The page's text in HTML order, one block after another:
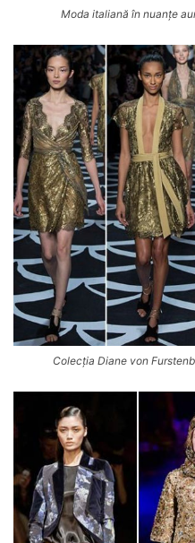
Moda italiană în nuanțe
Colecția Diane von